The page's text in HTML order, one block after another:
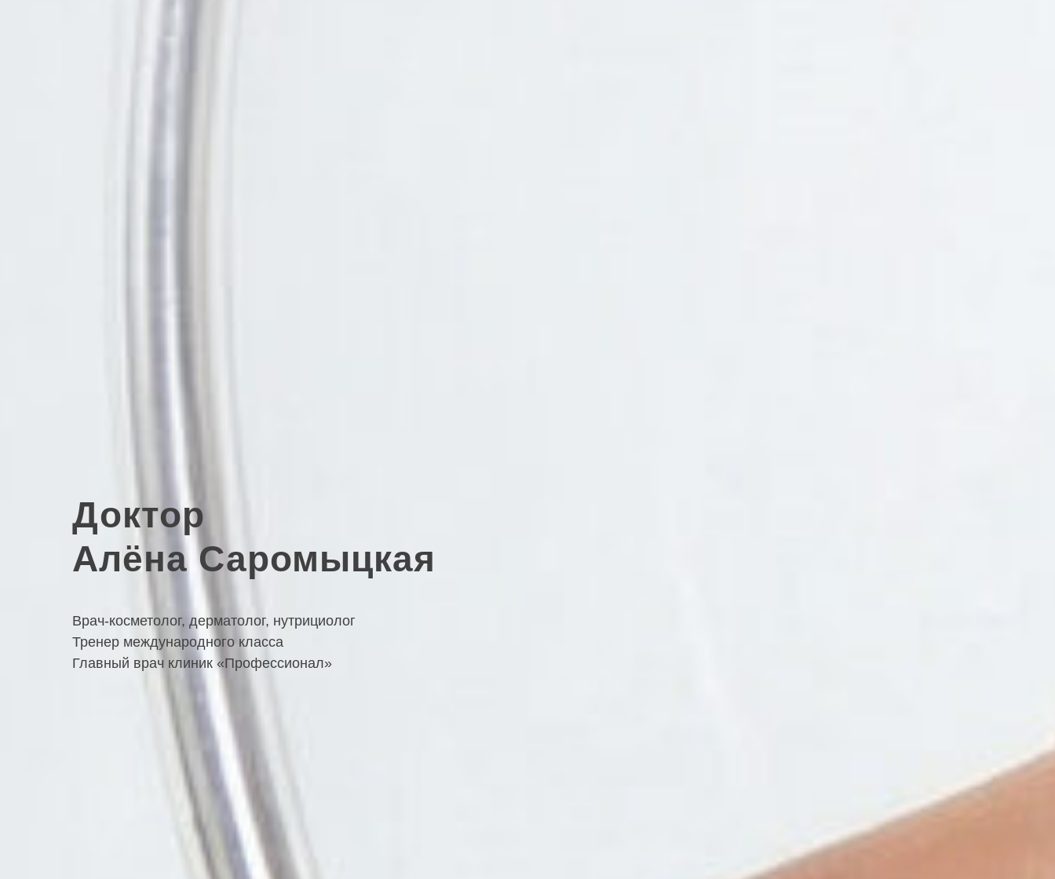
Доктор
Алёна Саромыцкая
Врач-косметолог, дерматолог, нутрициолог
Тренер международного класса
Главный врач клиник «Профессионал»